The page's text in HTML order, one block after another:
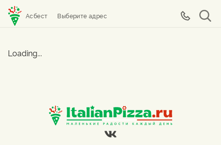
Асбест Выберите адрес
Loading...